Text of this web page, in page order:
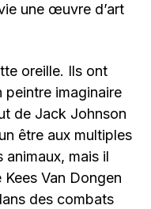
une œuvre d’art
oreille. Ils ont
peintre imaginaire
de Jack Johnson
être aux multiples
mais il
Van Dongen
des combats